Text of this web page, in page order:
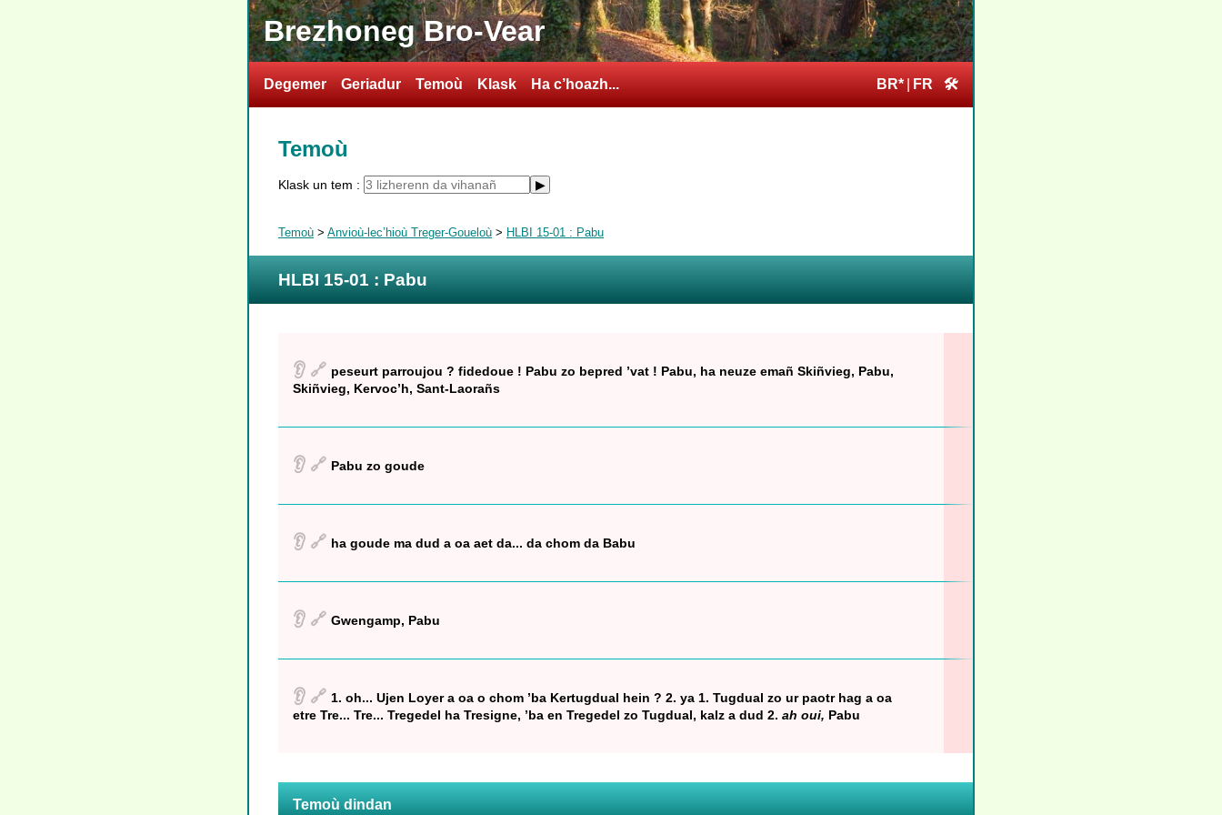
Brezhoneg Bro-Vear
Degemer Geriadur Temoù Klask Ha c’hoazh... BR*| FR 🛠
Temoù
Klask un tem :
Temoù > Anvioù-lec’hioù Treger-Goueloù > HLBI 15-01 : Pabu
HLBI 15-01 : Pabu
👂 🔗 peseurt parroujou ? fidedoue ! Pabu zo bepred ’vat ! Pabu, ha neuze emañ Skiñvieg, Pabu,
Skiñvieg, Kervoc’h, Sant-Laorañs
👂 🔗 Pabu zo goude
👂 🔗 ha goude ma dud a oa aet da... da chom da Babu
👂 🔗 Gwengamp, Pabu
👂 🔗 1. oh... Ujen Loyer a oa o chom ’ba Kertugdual hein ? 2. ya 1. Tugdual zo ur paotr hag a oa
etre Tre... Tre... Tregedel ha Tresigne, ’ba en Tregedel zo Tugdual, kalz a dud 2. ah oui, Pabu
Temoù dindan